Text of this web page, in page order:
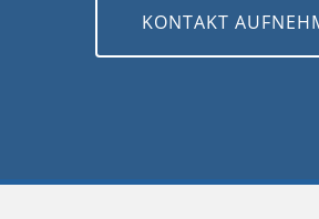
KONTAKT